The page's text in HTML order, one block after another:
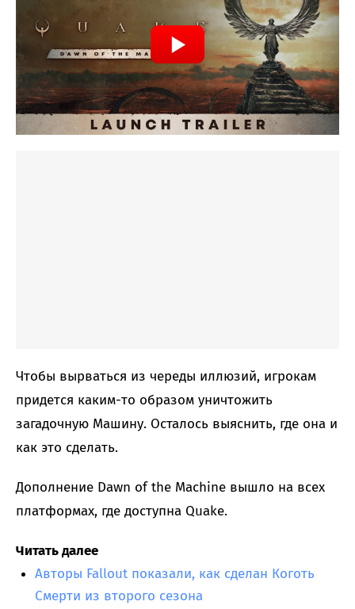
Чтобы вырваться из череды иллюзий, игрокам
придется каким-то образом уничтожить
загадочную Машину. Осталось выяснить, где она и
как это сделать.
Дополнение Dawn of the Machine вышло на всех
платформах, где доступна Quake.
Читать далее
Авторы Fallout показали, как сделан Коготь
Смерти из второго сезона